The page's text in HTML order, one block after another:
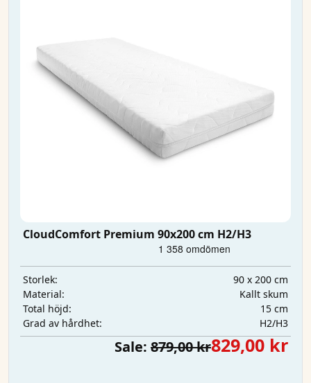
CloudComfort Premium 90x200 cm H2/H3
Storlek:
90 x 200 cm
Material:
Kallt skum
Total höjd:
15 cm
Grad av hårdhet:
H2/H3
Sale: 879,00 kr829,00 kr